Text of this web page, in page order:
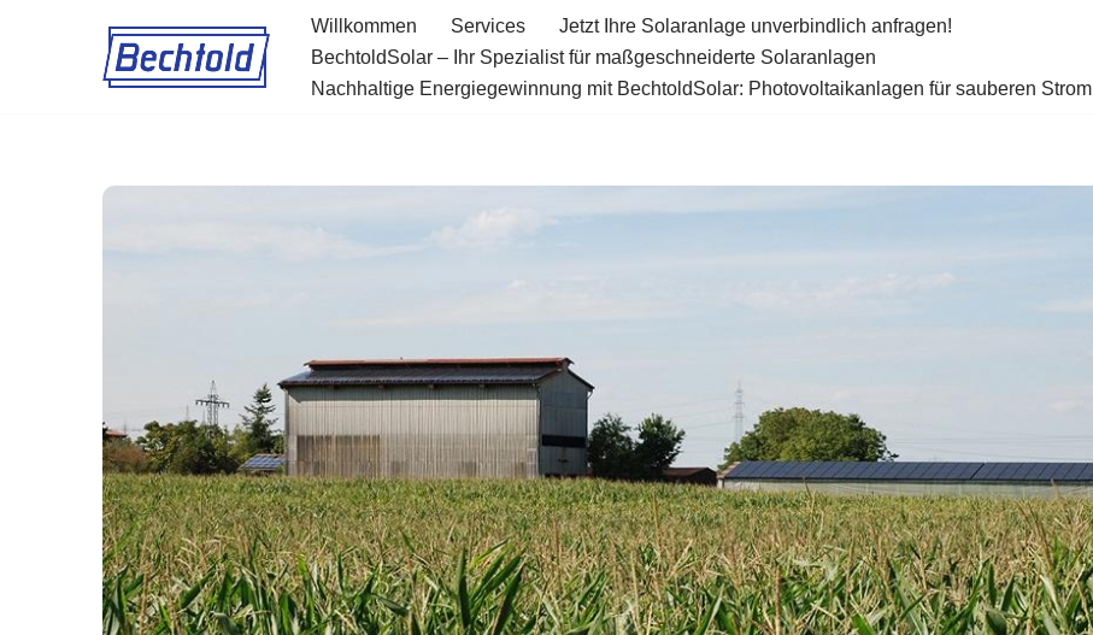
Willkommen Services
Jetzt Ihre Solaranlage unverbindlich anfragen!
BechtoldSolar – Ihr Spezialist für maßgeschneiderte Solaranlagen
Nachhaltige Energiegewinnung mit BechtoldSolar: Photovoltaikanlagen für sauberen Strom